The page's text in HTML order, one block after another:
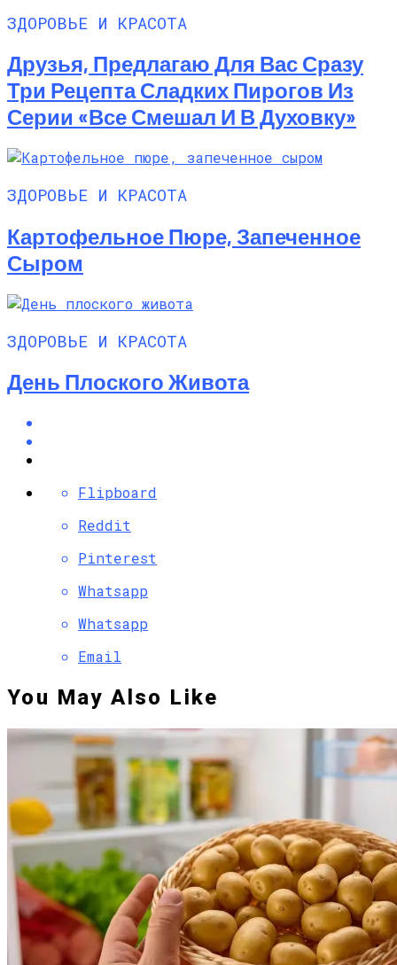
ЗДОРОВЬЕ И КРАСОТА
Друзья, Предлагаю Для Вас Сразу
Три Рецепта Сладких Пирогов Из
Серии «все Смешал И В Духовку»
ЗДОРОВЬЕ И КРАСОТА
Картофельное Пюре, Запеченное
Сыром
ЗДОРОВЬЕ И КРАСОТА
День Плоского Живота
Flipboard
Reddit
Pinterest
Whatsapp
Whatsapp
Email
You May Also Like